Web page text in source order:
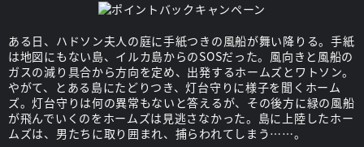
ある日、ハドソン夫人の庭に手紙つきの風船が舞い降りる。手紙
は地図にもない島、イルカ島からのSOSだった。風向きと風船の
ガスの減り具合から方向を定め、出発するホームズとワトソン。
やがて、とある島にたどりつき、灯台守りに様子を聞くホーム
ズ。灯台守りは何の異常もないと答えるが、その後方に緑の風船
が飛んでいくのをホームズは見逃さなかった。島に上陸したホー
ムズは、男たちに取り囲まれ、捕らわれてしまう……。